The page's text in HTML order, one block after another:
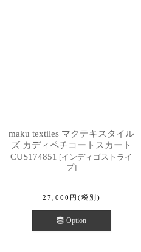
maku textiles マクテキスタイル
ズ カディペチコートスカート
CUS174851 [インディゴストライ
プ]
27,000 円 (税別)
Option